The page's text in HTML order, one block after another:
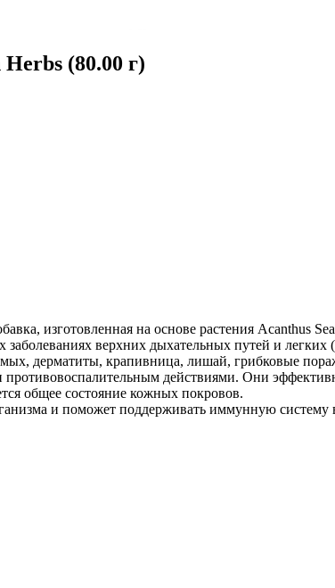
(80.00 г)
изготовленная на основе растения Acanthus
верхних дыхательных путей и
дерматиты, крапивница, лишай, грибковые
действиями. Они
общее состояние кожных покровов.
и поможет поддерживать иммунную систему